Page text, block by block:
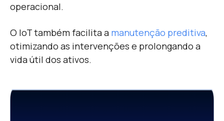
operacional.
O IoT também facilita a manutenção preditiva,
otimizando as intervenções e prolongando a
vida útil dos ativos.